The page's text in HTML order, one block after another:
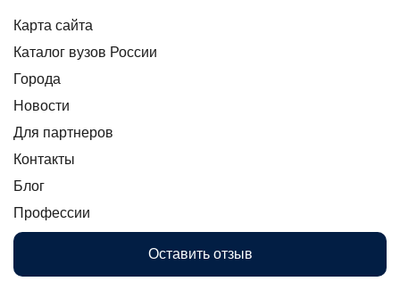
Карта сайта
Каталог вузов России
Города
Новости
Для партнеров
Контакты
Блог
Профессии
Оставить отзыв